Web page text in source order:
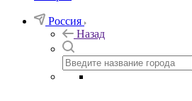
Россия
Назад